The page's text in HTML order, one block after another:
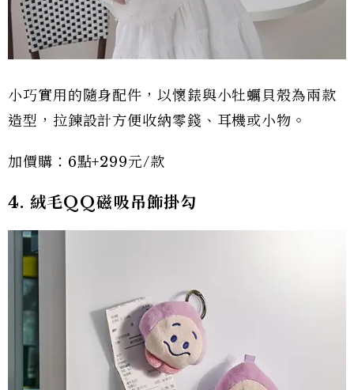
小巧實用的隨身配件，以懷錶與小牡蠣貝殼為兩款
造型，拉鍊設計方便收納零錢、耳機或小物。
加價購：6點+299元/款
4. 絨毛QQ磁吸吊飾掛勾